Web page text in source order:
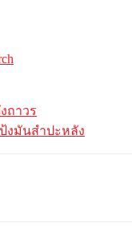
ถาวร
งมันสำปะหลัง